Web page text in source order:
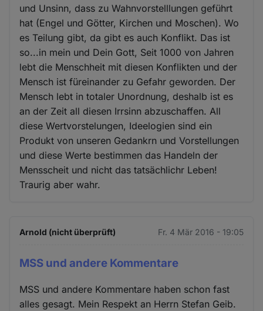
und Unsinn, dass zu Wahnvorstelllungen geführt
hat (Engel und Götter, Kirchen und Moschen). Wo
es Teilung gibt, da gibt es auch Konflikt. Das ist
so...in mein und Dein Gott, Seit 1000 von Jahren
lebt die Menschheit mit diesen Konflikten und der
Mensch ist füreinander zu Gefahr geworden. Der
Mensch lebt in totaler Unordnung, deshalb ist es
an der Zeit all diesen Irrsinn abzuschaffen. All
diese Wertvorstelungen, Ideelogien sind ein
Produkt von unseren Gedankrn und Vorstellungen
und diese Werte bestimmen das Handeln der
Mensscheit und nicht das tatsächlichr Leben!
Traurig aber wahr.
Arnold (nicht überprüft) Fr. 4 Mär 2016 - 19:05
MSS und andere Kommentare
MSS und andere Kommentare haben schon fast
alles gesagt. Mein Respekt an Herrn Stefan Geib.